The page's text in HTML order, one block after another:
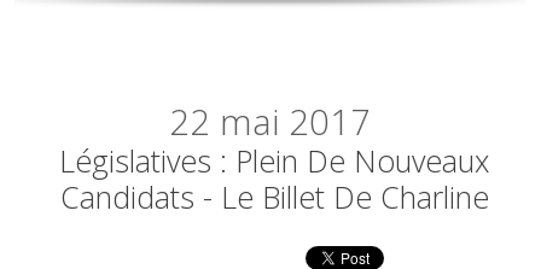
22 mai 2017
Législatives : Plein De Nouveaux
Candidats - Le Billet De Charline